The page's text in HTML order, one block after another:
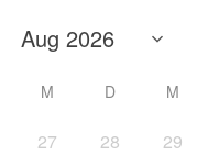
M D M
27 28 29